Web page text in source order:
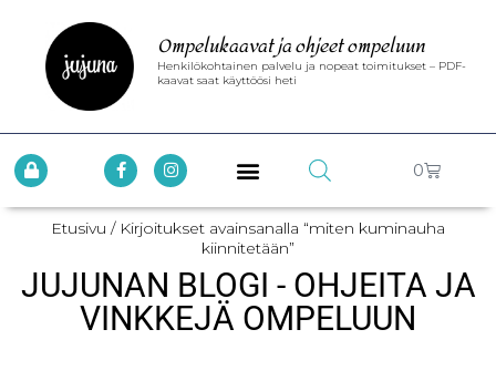
Ompelukaavat ja ohjeet ompeluun
Henkilökohtainen palvelu ja nopeat toimitukset – PDF-
kaavat saat käyttöösi heti
0
Etusivu / Kirjoitukset avainsanalla “miten kuminauha
kiinnitetään”
JUJUNAN BLOGI - OHJEITA JA
VINKKEJÄ OMPELUUN